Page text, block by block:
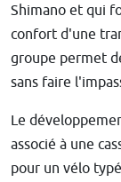
Shimano et qui
confort d'une
groupe permet
sans faire
Le
associé à une
pour un vélo